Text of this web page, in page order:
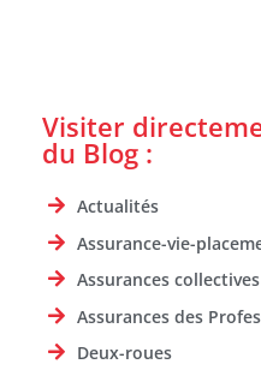
Visiter
du Blog :
Actualités
Assurance-vie-
Assurances collectives
Assurances des
Deux-roues